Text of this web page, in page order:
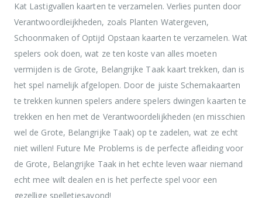
Kat Lastigvallen kaarten te verzamelen. Verlies punten door
Verantwoordleijkheden, zoals Planten Watergeven,
Schoonmaken of Optijd Opstaan kaarten te verzamelen. Wat
spelers ook doen, wat ze ten koste van alles moeten
vermijden is de Grote, Belangrijke Taak kaart trekken, dan is
het spel namelijk afgelopen. Door de juiste Schemakaarten
te trekken kunnen spelers andere spelers dwingen kaarten te
trekken en hen met de Verantwoordelijkheden (en misschien
wel de Grote, Belangrijke Taak) op te zadelen, wat ze echt
niet willen! Future Me Problems is de perfecte afleiding voor
de Grote, Belangrijke Taak in het echte leven waar niemand
echt mee wilt dealen en is het perfecte spel voor een
gezellige spelletjesavond!